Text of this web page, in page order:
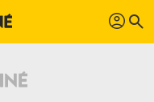
profil search